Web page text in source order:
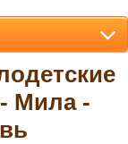
Мила -